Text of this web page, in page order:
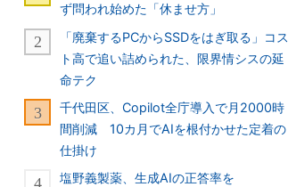
ず問われ始めた「休ませ方」
「廃棄するPCからSSDをはぎ取る」コス
ト高で追い詰められた、限界情シスの延
命テク
千代田区、Copilot全庁導入で月2000時
間削減 10カ月でAIを根付かせた定着の
仕掛け
塩野義製薬、生成AIの正答率を